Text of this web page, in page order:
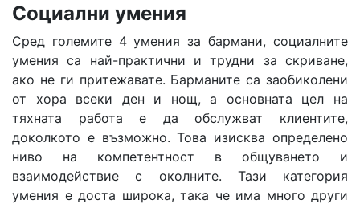
Социални умения
Сред големите 4 умения за бармани, социалните
умения са най-практични и трудни за скриване,
ако не ги притежавате. Барманите са заобиколени
от хора всеки ден и нощ, а основната цел на
тяхната работа е да обслужват клиентите,
доколкото е възможно. Това изисква определено
ниво на компетентност в общуването и
взаимодействие с околните. Тази категория
умения е доста широка, така че има много други